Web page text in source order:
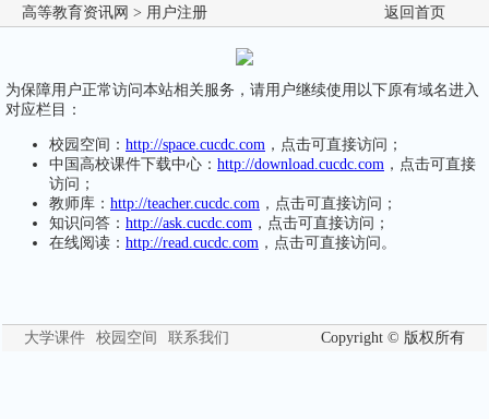
高等教育资讯网 > 用户注册 返回首页
为保障用户正常访问本站相关服务，请用户继续使用以下原有域名进入
对应栏目：
校园空间： http://space.cucdc.com ，点击可直接访问；
中国高校课件下载中心： http://download.cucdc.com ，点击可直接
访问；
教师库： http://teacher.cucdc.com ，点击可直接访问；
知识问答： http://ask.cucdc.com ，点击可直接访问；
在线阅读： http://read.cucdc.com ，点击可直接访问。
大学课件 校园空间 联系我们 Copyright © 版权所有